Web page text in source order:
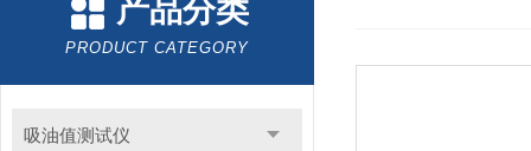
产品分类
PRODUCT CATEGORY
吸油值测试仪